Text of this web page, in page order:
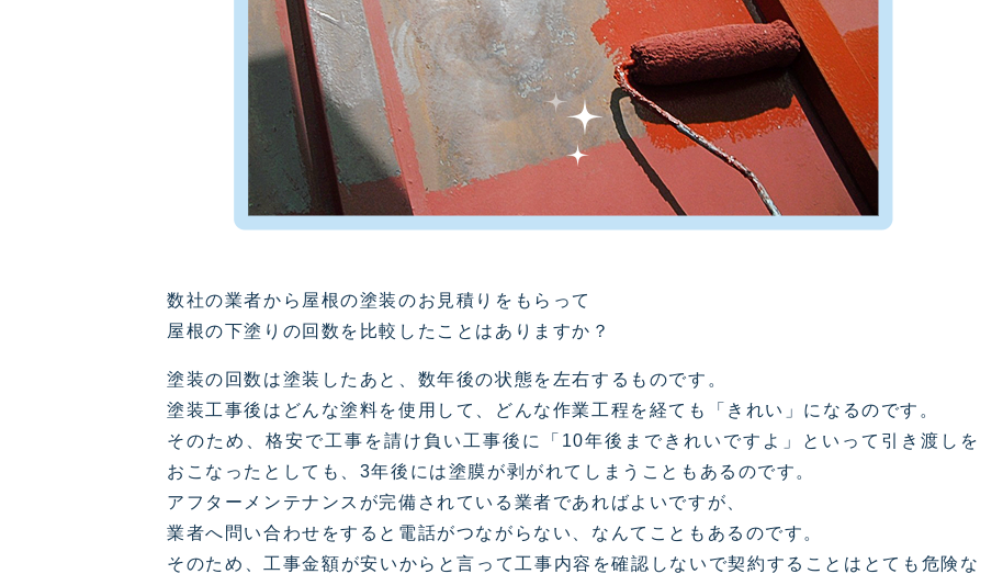
数社の業者から屋根の塗装のお見積りをもらって
屋根の下塗りの回数を比較したことはありますか？
塗装の回数は塗装したあと、数年後の状態を左右するものです。
塗装工事後はどんな塗料を使用して、どんな作業工程を経ても「きれい」になるのです。
そのため、格安で工事を請け負い工事後に「10年後まできれいですよ」といって引き渡しを
おこなったとしても、3年後には塗膜が剥がれてしまうこともあるのです。
アフターメンテナンスが完備されている業者であればよいですが、
業者へ問い合わせをすると電話がつながらない、なんてこともあるのです。
そのため、工事金額が安いからと言って工事内容を確認しないで契約することはとても危険な